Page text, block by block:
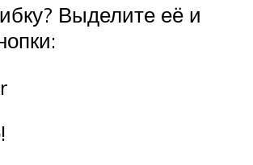
Выделите её и